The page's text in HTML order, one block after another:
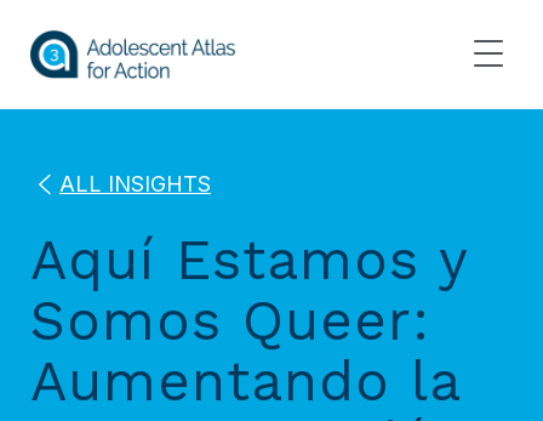
contentALL INSIGHTS
Aquí Estamos y
Somos Queer:
Aumentando la